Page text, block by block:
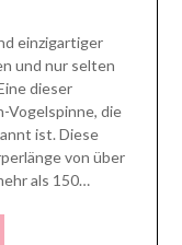
einzigartiger
und nur selten
dieser
die
ist. Diese
von über
als 150…